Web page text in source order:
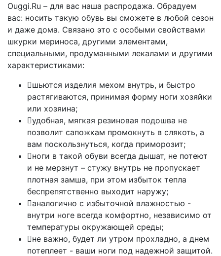
Ouggi.Ru – для вас наша распродажа. Обрадуем
вас: носить такую обувь вы сможете в любой сезон
и даже дома. Связано это с особыми свойствами
шкурки мериноса, другими элементами,
специальными, продуманными лекалами и другими
характеристиками:
шьются изделия мехом внутрь, и быстро
растягиваются, принимая форму ноги хозяйки
или хозяина;
удобная, мягкая резиновая подошва не
позволит сапожкам промокнуть в слякоть, а
вам поскользнуться, когда приморозит;
ноги в такой обуви всегда дышат, не потеют
и не мерзнут – стужу внутрь не пропускает
плотная замша, при этом избыток тепла
беспрепятственно выходит наружу;
аналогично с избыточной влажностью -
внутри ноге всегда комфортно, независимо от
температуры окружающей среды;
не важно, будет ли утром прохладно, а днем
потеплеет - ваши ноги под надежной защитой.